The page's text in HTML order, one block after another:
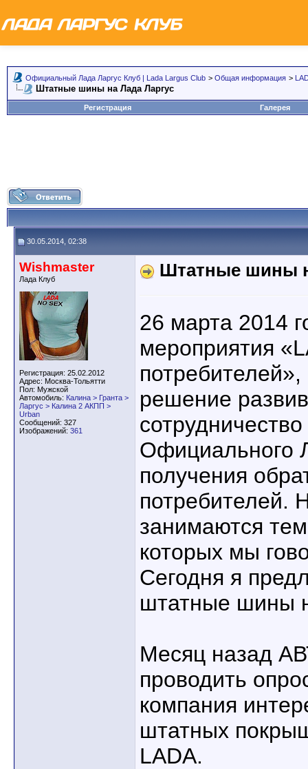
Официальный Лада Ларгус Клуб | Lada Largus Club > Общая информация >
Штатные шины на Лада Ларгус
Регистрация Галерея
30.05.2014, 02:38
Wishmaster
Лада Клуб
Регистрация: 25.02.2012
Адрес: Москва-Тольятти
Пол: Мужской
Автомобиль: Калина > Гранта >
Ларгус > Калина 2 АКПП >
Urban
Сообщений: 327
Изображений: 361
Штатные шины
26 марта 2014
мероприятия
решение
Официального
получения
потребителей.
занимаются
которых мы
Сегодня я
штатные шины
Месяц назад
проводить
компания
штатных
LADA.